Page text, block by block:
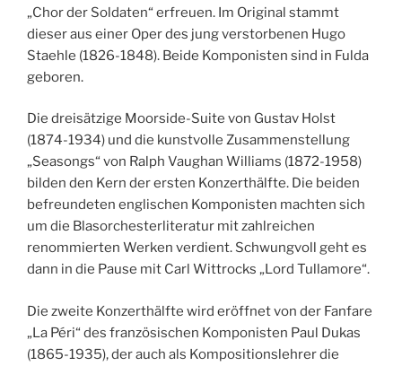
„Chor der Soldaten“ erfreuen. Im Original stammt
dieser aus einer Oper des jung verstorbenen Hugo
Staehle (1826-1848). Beide Komponisten sind in Fulda
geboren.
Die dreisätzige Moorside-Suite von Gustav Holst
(1874-1934) und die kunstvolle Zusammenstellung
„Seasongs“ von Ralph Vaughan Williams (1872-1958)
bilden den Kern der ersten Konzerthälfte. Die beiden
befreundeten englischen Komponisten machten sich
um die Blasorchesterliteratur mit zahlreichen
renommierten Werken verdient. Schwungvoll geht es
dann in die Pause mit Carl Wittrocks „Lord Tullamore“.
Die zweite Konzerthälfte wird eröffnet von der Fanfare
„La Péri“ des französischen Komponisten Paul Dukas
(1865-1935), der auch als Kompositionslehrer die